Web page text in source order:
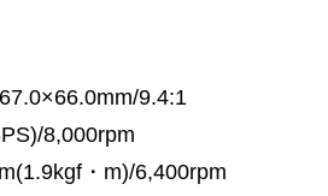
9.4:1
8,000rpm
・m)/6,400rpm